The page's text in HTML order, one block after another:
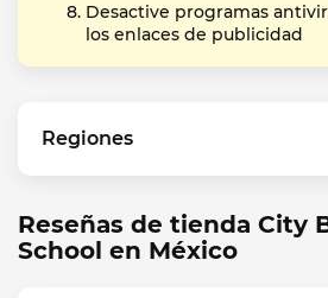
Desactive programas
los enlaces de publicidad
Regiones
Reseñas de tienda City
School en México